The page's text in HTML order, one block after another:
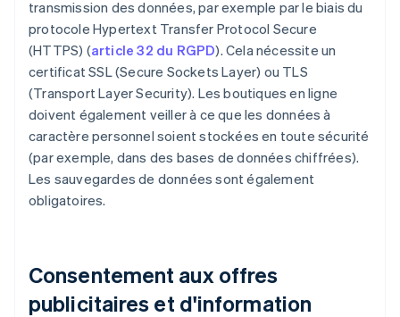
transmission des données, par exemple par le biais du
protocole Hypertext Transfer Protocol Secure
(HTTPS) (article 32 du RGPD). Cela nécessite un
certificat SSL (Secure Sockets Layer) ou TLS
(Transport Layer Security). Les boutiques en ligne
doivent également veiller à ce que les données à
caractère personnel soient stockées en toute sécurité
(par exemple, dans des bases de données chiffrées).
Les sauvegardes de données sont également
obligatoires.
Consentement aux offres
publicitaires et d'information